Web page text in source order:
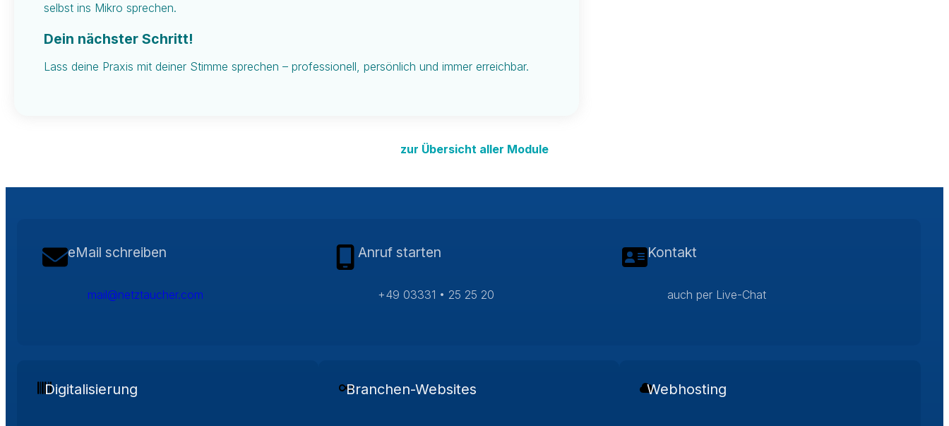
selbst ins Mikro sprechen.
Dein nächster Schritt!
Lass deine Praxis mit deiner Stimme sprechen – professionell, persönlich und immer erreichbar.
zur Übersicht aller Module
eMail schreiben
mail@netztaucher.com
Anruf starten
+49 03331 • 25 25 20
Kontakt
auch per Live-Chat
Digitalisierung Branchen-Websites Webhosting